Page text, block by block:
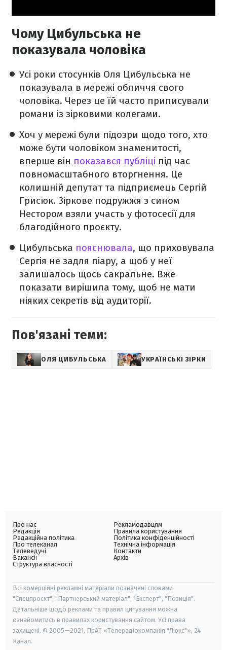
Чому Цибульська не
показувала чоловіка
Усі роки стосунків Оля Цибульська не
показувала в мережі обличчя свого
чоловіка. Через це їй часто приписували
романи із зірковими колегами.
Хоч у мережі були підозри щодо того, хто
може бути чоловіком знаменитості,
вперше він показався публіці під час
повномасштабного вторгнення. Це
колишній депутат та підприємець Сергій
Грисюк. Зіркове подружжя з сином
Нестором взяли участь у фотосесії для
благодійного проєкту.
Цибульська пояснювала, що приховувала
Сергія не задля піару, а щоб у неї
залишалось щось сакральне. Вже
показати вирішила тому, щоб не мати
ніяких секретів від аудиторії.
Пов'язані теми:
ОЛЯ ЦИБУЛЬСЬКА УКРАЇНСЬКІ ЗІРКИ
Про нас
Редакція
Редакційна політика
Про телеканал
Телеведучі
Вакансії
Структура власності
Рекламодавцям
Правила користування
Політика конфіденційності
Технічна інформація
Контакти
Архів
Всі комерційні рекламні матеріали позначені словами
"Спецпроєкт", "Партнерський матеріал", "Експерт", "Позиція".
Детальніше щодо реклами та правил цитування можна
ознайомитись в правилах користування сайтом. Усі права
захищені. © 2005—2021, ПрАТ «Телерадіокомпанія "Люкс"», 24
Канал.